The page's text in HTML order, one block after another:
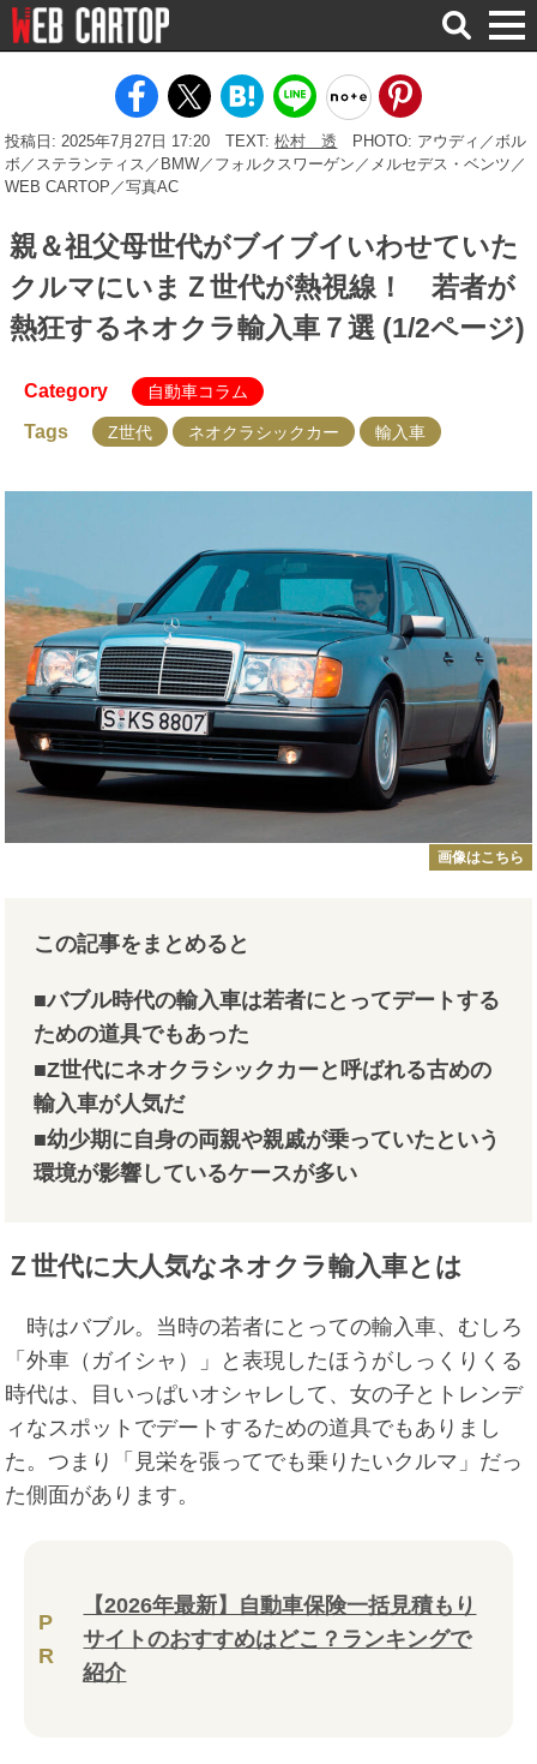
検
索
投稿日: 2025年7月27日 17:20 TEXT:松村 透
PHOTO: アウディ／ボル
ボ／ステランティス／BMW／フォルクスワーゲン／メルセデス・ベンツ／
WEB CARTOP／写真AC
親＆祖父母世代がブイブイいわせていた
クルマにいまＺ世代が熱視線！ 若者が
熱狂するネオクラ輸入車７選 (1/2ページ)
Category 自動車コラム
Tags Z世代 ネオクラシックカー 輸入車
画像はこちら
この記事をまとめると
■バブル時代の輸入車は若者にとってデートする
ための道具でもあった
■Z世代にネオクラシックカーと呼ばれる古めの
輸入車が人気だ
■幼少期に自身の両親や親戚が乗っていたという
環境が影響しているケースが多い
Ｚ世代に大人気なネオクラ輸入車とは
時はバブル。当時の若者にとっての輸入車、むしろ
「外車（ガイシャ）」と表現したほうがしっくりくる
時代は、目いっぱいオシャレして、女の子とトレンデ
ィなスポットでデートするための道具でもありまし
た。つまり「見栄を張ってでも乗りたいクルマ」だっ
た側面があります。
P
R
【2026年最新】自動車保険一括見積もり
サイトのおすすめはどこ？ランキングで
紹介